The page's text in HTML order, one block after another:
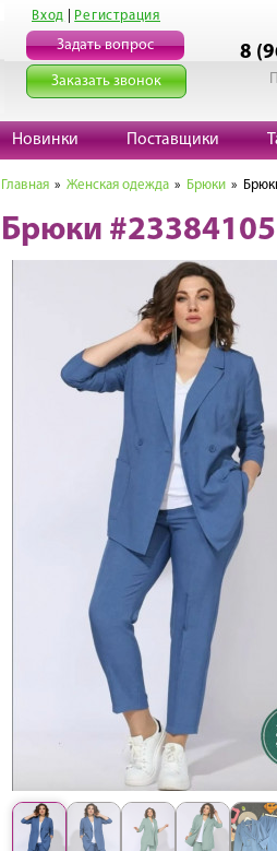
Вход Регистрация
Задать вопрос
Заказать звонок
8
Новинки Поставщики
Главная » Женская одежда » Брюки »
Брюки #23384105